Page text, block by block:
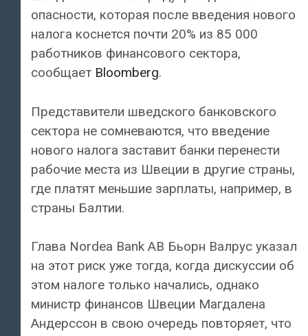
опасности, которая после введения нового
налога коснется почти 20% из 85 000
работников финансового сектора,
сообщает Bloomberg.
Представители шведского банковского
сектора не сомневаются, что введение
нового налога заставит банки перенести
рабочие места из Швеции в другие страны,
где платят меньшие зарплаты, например, в
страны Балтии.
Глава Nordea Bank AB Бьорн Валрус указал
на этот риск уже тогда, когда дискуссии об
этом налоге только начались, однако
министр финансов Швеции Магдалена
Андерссон в свою очередь повторяет, что